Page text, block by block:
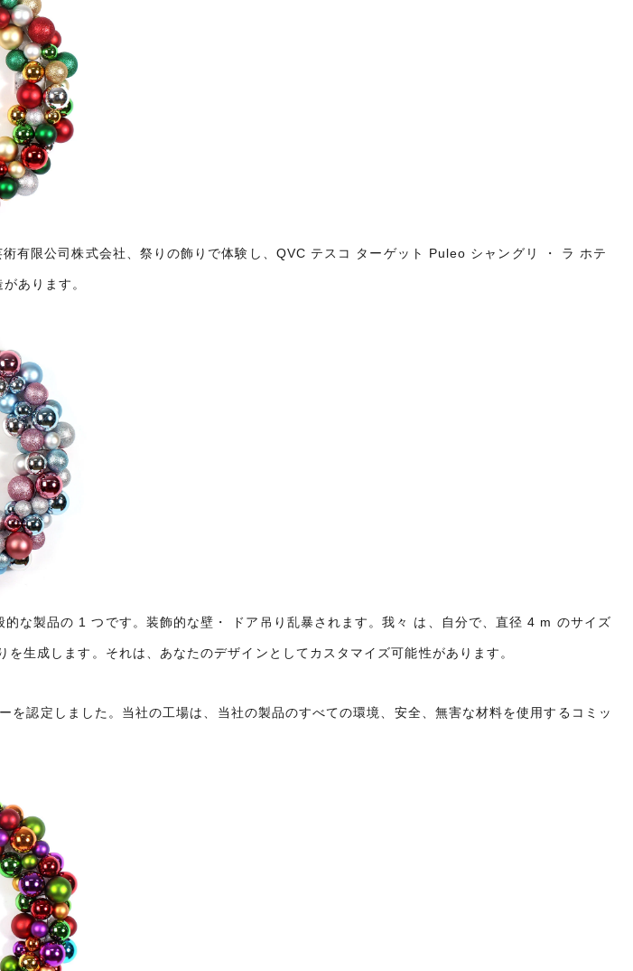
有限公司株式会社、祭りの飾りで体験し、QVC テスコ ターゲット Puleo シャングリ ・ ラ ホテ
あります。
的な製品の 1 つです。装飾的な壁・ ドア吊り乱暴されます。我々 は、自分で、直径 4 m のサイズ
生成します。それは、あなたのデザインとしてカスタマイズ可能性があります。
を認定しました。当社の工場は、当社の製品のすべての環境、安全、無害な材料を使用するコミッ